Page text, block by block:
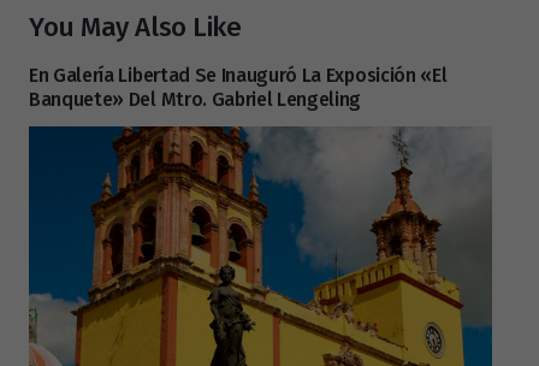
You May Also Like
En Galería Libertad Se Inauguró La Exposición «El
Banquete» Del Mtro. Gabriel Lengeling